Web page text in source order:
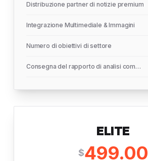
Distribuzione partner di notizie premium
Integrazione Multimediale & Immagini
Numero di obiettivi di settore
Consegna del rapporto di analisi completo
ELITE
$499.00